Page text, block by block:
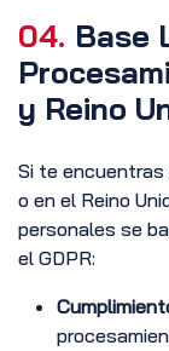
04. Base
y Reino
Si te encuentras
o en el Reino
personales se
el GDPR: